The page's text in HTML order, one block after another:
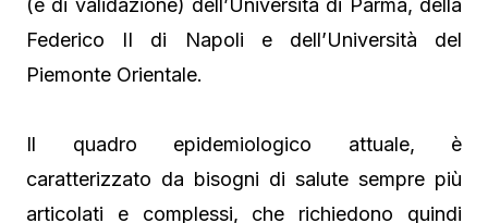
Federico II di Napoli e dell’Università del
Piemonte Orientale.
Il quadro epidemiologico attuale, è
caratterizzato da bisogni di salute sempre più
articolati e complessi, che richiedono quindi